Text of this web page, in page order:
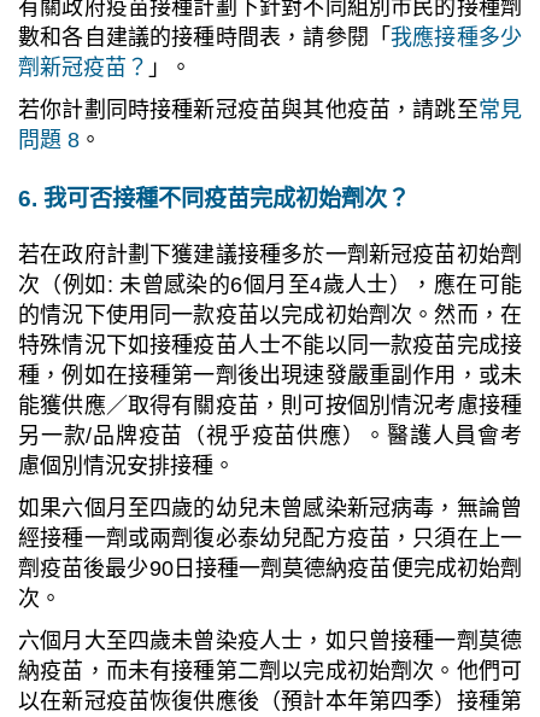
有關政府疫苗接種計劃下針對不同組別市民的接種劑
數和各自建議的接種時間表，請參閱「 我應接種多少
劑新冠疫苗？ 」。
若你計劃 同時接種新冠疫苗與其他疫苗，請跳至常見
問題 8 。
6. 我可否接種不同疫苗完成初始劑次？
若在政府計劃下獲建議接種多於一劑新冠疫苗初始劑
次（例如: 未曾感染的6個月至4歲人士），應在可能
的情況下使用同一款疫苗以完成初始劑次。然而，在
特殊情況下如接種疫苗人士不能以同一款疫苗完成接
種，例如在接種第一劑後出現速發嚴重副作用，或未
能獲供應／取得有關疫苗，則可按個別情況考慮接種
另一款/品牌疫苗（視乎疫苗供應）。醫護人員會考
慮個別情況安排接種。
如果六個月至四歲的幼兒未曾感染新冠病毒，無論曾
經接種一劑或兩劑復必泰幼兒配方疫苗，只須在上一
劑疫苗後最少90日接種一劑莫德納疫苗便完成初始劑
次。
六個月大至四歲未曾染疫人士，如只曾接種一劑莫德
納疫苗，而未有接種第二劑以完成初始劑次。他們可
以在新冠疫苗恢復供應後（預計本年第四季）接種第